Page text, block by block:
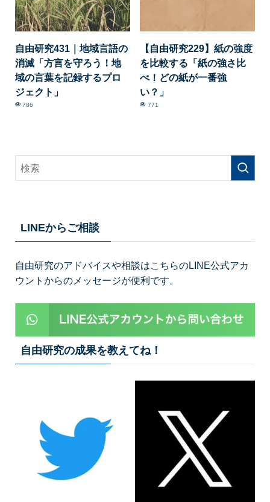
自由研究431｜地域言語の
消滅「方言を守ろう！地
域の言葉を記録するプロ
ジェクト」
786
【自由研究229】紙の強度
を比較する「紙の強さ比
べ！どの紙が一番強
い？」
771
LINEからご相談
自由研究のアドバイスや相談はこちらのLINE公式アカ
ウントからのメッセージが便利です。
自由研究の成果を教えてね！